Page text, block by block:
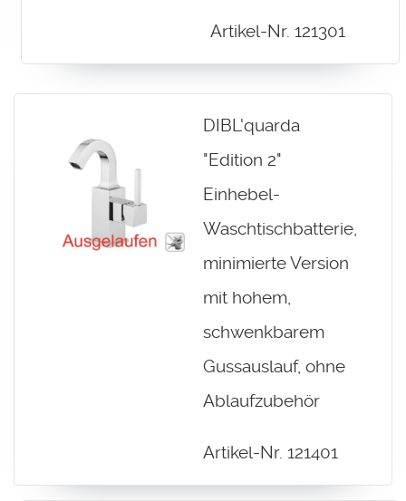
Artikel-Nr. 121301
DIBL'quarda
"Edition 2"
Einhebel-
Waschtischbatterie,
minimierte Version
mit hohem,
schwenkbarem
Gussauslauf, ohne
Ablaufzubehör
Artikel-Nr. 121401